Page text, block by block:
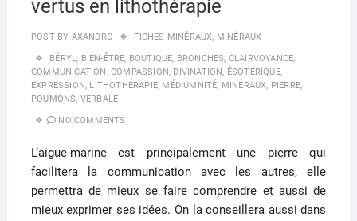
vertus en lithothérapie
POST BY AXANDRO FICHES MINÉRAUX, MINÉRAUX
BÉRYL, BIEN-ÊTRE, BOUTIQUE, BRONCHES, CLAIRVOYANCE,
COMMUNICATION, COMPASSION, DIVINATION, ÉSOTÉRIQUE,
EXPRESSION, LITHOTHÉRAPIE, MÉDIUMNITÉ, MINÉRAUX, PIERRE,
POUMONS, VERBALE
NO COMMENTS
L’aigue-marine est principalement une pierre qui
facilitera la communication avec les autres, elle
permettra de mieux se faire comprendre et aussi de
mieux exprimer ses idées. On la conseillera aussi dans